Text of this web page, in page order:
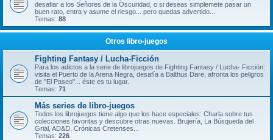
desafiar a los Señores de la Oscuridad, o si deseas simplemete pasar un
buen rato, entra y asume el riesgo... pero quedas advertido...
Temas: 88
Otros libro-juegos
Fighting Fantasy / Lucha-Ficción
Para los adictos a la serie de librojuegos de Fighting Fantasy / Lucha- Ficción:
visita el Puerto de la Arena Negra, desafía a Balthus Dare, afronta los peligros
de "El Paseo"... éste es tu lugar.
Temas: 71
Más series de libro-juegos
Todos los librojuegos tiene algo que los hace especiales: Charla sobre tus
colecciones favoritas y descubre otras nuevas. Brujería, La Búsqueda del
Grial, AD&D, Crónicas Cretenses...
Temas: 226